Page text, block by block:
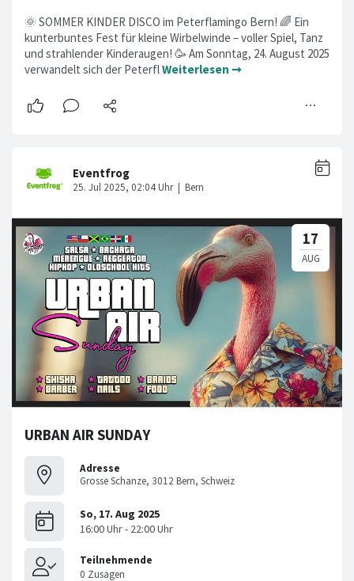
🌞 SOMMER KINDER DISCO im Peterflamingo Bern! 🌈 Ein
kunterbuntes Fest für kleine Wirbelwinde – voller Spiel, Tanz
und strahlender Kinderaugen! 🥳 Am Sonntag, 24. August 2025
verwandelt sich der PeterflWeiterlesen ➞
URBAN AIR SUNDAY
Adresse
Grosse Schanze, 3012 Bern, Schweiz